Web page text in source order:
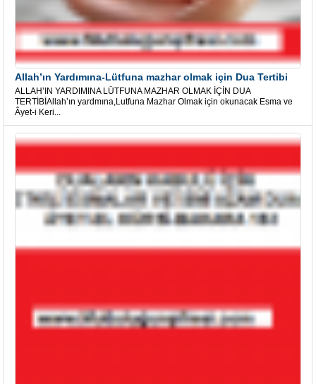
Allah’ın Yardımına-Lütfuna mazhar olmak için Dua Tertibi
ALLAH’IN YARDIMINA LÜTFUNA MAZHAR OLMAK İÇİN DUA
TERTİBİAllah’ın yardmına,Lutfuna Mazhar Olmak için okunacak Esma ve
Âyet-i Keri...